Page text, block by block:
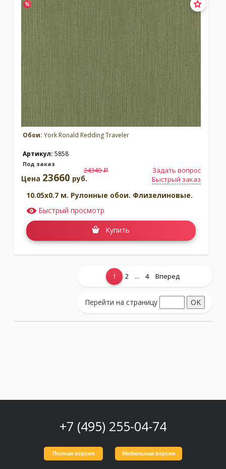
Обои: York Ronald Redding Traveler
Артикул: 5858
Под заказ
Задать вопрос
Быстрый заказ
Цена 23660 руб.
24340a
10.05x0.7 м. Рулонные обои. Флизелиновые.
Быстрый просмотр
Купить
Показать еще...
1 2 ... 4 Вперед
Перейти на страницу
+7 (495) 255-04-74
Полная версия Мобильная версия